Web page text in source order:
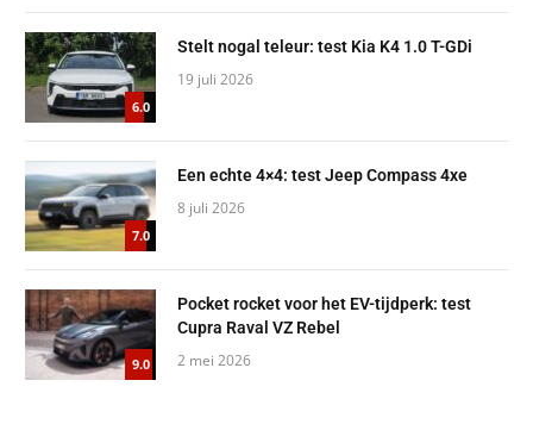
6.0
Stelt nogal teleur: test Kia K4 1.0 T-GDi
19 juli 2026
7.0
Een echte 4×4: test Jeep Compass 4xe
8 juli 2026
9.0
Pocket rocket voor het EV-tijdperk: test
Cupra Raval VZ Rebel
2 mei 2026